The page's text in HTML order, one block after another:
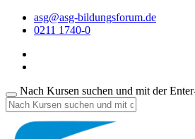
asg@asg-bildungsforum.de
0211 1740-0
Nach Kursen suchen und mit der